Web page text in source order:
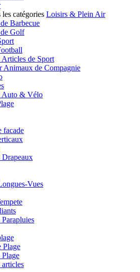
catégories Loisirs & Plein Air
Barbecue
Golf
de Sport
Animaux de Compagnie
Auto & Vélo
facade
Drapeaux
Vues
Plage